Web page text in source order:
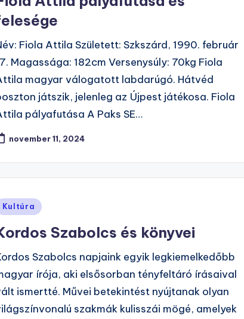
Fiola Attila Született: Szkszárd, 1990. február
Magassága: 182cm Versenysúly: 70kg Fiola
magyar válogatott labdarúgó. Hátvéd
játszik, jelenleg az Újpest játékosa. Fiola
pályafutása A Paks SE…
november 11, 2024
Kultúra
Szabolcs és könyvei
Szabolcs napjaink egyik legkiemelkedőbb
írója, aki elsősorban tényfeltáró írásaival
ismertté. Művei betekintést nyújtanak olyan
szakmák kulisszái mögé, amelyek